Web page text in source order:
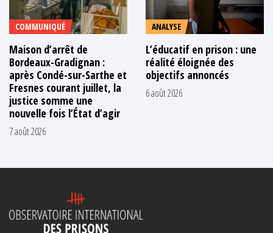
COMMUNIQUÉ
Maison d’arrêt de
Bordeaux-Gradignan :
après Condé-sur-Sarthe et
Fresnes courant juillet, la
justice somme une
nouvelle fois l’État d’agir
7 août 2026
ANALYSE
L’éducatif en prison : une
réalité éloignée des
objectifs annoncés
6 août 2026